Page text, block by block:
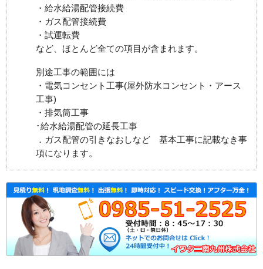
・給水給湯配管接続費
・ガス配管接続費
・試運転費
など、ほとんど全ての項目が含まれます。
別途工事の範囲には
・電気コンセント工事(屋外防水コンセント・アース
工事)
・排気筒工事
･給水給湯配管の延長工事
．ガス配管の引きなおしなど 基本工事に記載なき事
項になります。